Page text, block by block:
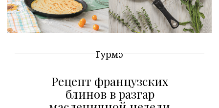
Гурмэ
Рецепт французских
блинов в разгар